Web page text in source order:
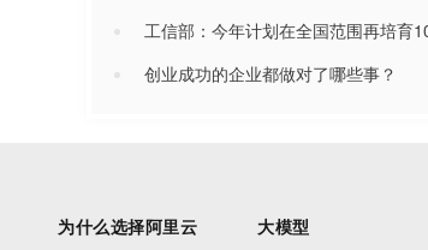
工信部：今年计划在全国范围再培育
创业成功的企业都做对了哪些事？